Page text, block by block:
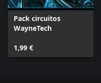
Pack circuitos
WayneTech
1,99 €